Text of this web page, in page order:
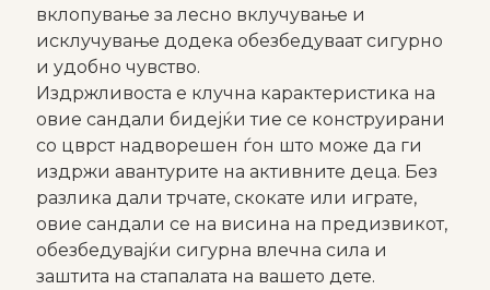
вклопување за лесно вклучување и
исклучување додека обезбедуваат сигурно
и удобно чувство.
Издржливоста е клучна карактеристика на
овие сандали бидејќи тие се конструирани
со цврст надворешен ѓон што може да ги
издржи авантурите на активните деца. Без
разлика дали трчате, скокате или играте,
овие сандали се на висина на предизвикот,
обезбедувајќи сигурна влечна сила и
заштита на стапалата на вашето дете.